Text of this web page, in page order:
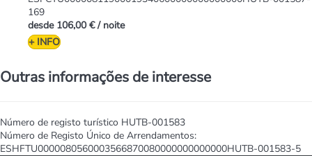
169
desde 106,00 € / noite
+ INFO
Outras informações de interesse
Número de registo turístico HUTB-001583
Número de Registo Único de Arrendamentos:
ESHFTU0000080560003566870080000000000000HUTB-001583-5